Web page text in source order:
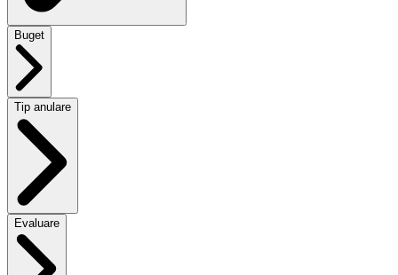
Buget
Tip anulare
Evaluare